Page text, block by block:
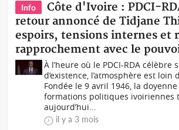
Info
Côte d'Ivoire : PDCI-
retour annoncé de Tidjane
espoirs, tensions internes et
rapprochement avec le
À l’heure où le PDCI-RDA célèbre
d’existence, l’atmosphère est loin
Fondée le 9 avril 1946, la doyenne
formations politiques ivoiriennes
aujourd’hui...
il y a 3 mois